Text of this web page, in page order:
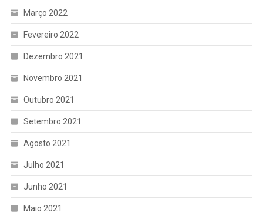
Março 2022
Fevereiro 2022
Dezembro 2021
Novembro 2021
Outubro 2021
Setembro 2021
Agosto 2021
Julho 2021
Junho 2021
Maio 2021